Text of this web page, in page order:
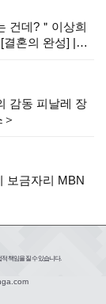
건데?＂이상희
결혼의 완성] |
감동 피날레 장
보금자리 MBN
책임을 질 수 있습니다.